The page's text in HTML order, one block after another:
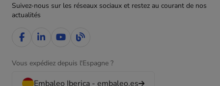
Suivez-nous sur les réseaux sociaux et restez au courant de nos
actualités
Vous expédiez depuis l'Espagne ?
Embaleo Iberica - embaleo.es